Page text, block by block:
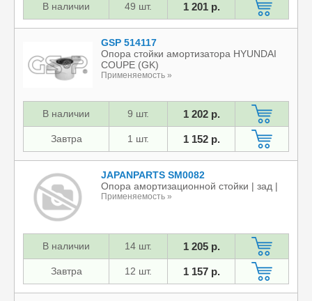
В наличии 49 шт. 1 201 р.
GSP 514117
Опора стойки амортизатора HYUNDAI
COUPE (GK)
Применяемость »
В наличии 9 шт. 1 202 р.
Завтра 1 шт. 1 152 р.
JAPANPARTS SM0082
Опора амортизационной стойки | зад |
Применяемость »
В наличии 14 шт. 1 205 р.
Завтра 12 шт. 1 157 р.